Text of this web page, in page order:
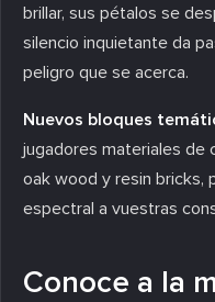
brillar, sus pétalos se
silencio inquietante da
peligro que se acerca.
Nuevos bloques
jugadores materiales de
oak wood y resin bricks,
espectral a vuestras
Conoce a la